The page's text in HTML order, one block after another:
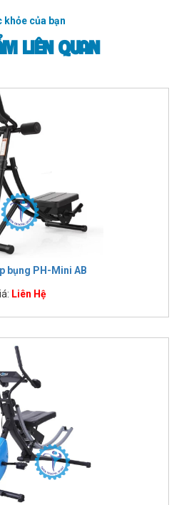
khỏe của bạn
LIÊN QUAN
bụng PH-Mini AB
Liên Hệ